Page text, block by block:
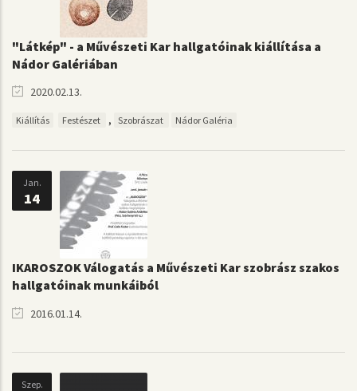
"Látkép" - a Művészeti Kar hallgatóinak kiállítása a
Nádor Galériában
2020.02.13.
Kiállítás Festészet , Szobrászat Nádor Galéria
Jan.
14
IKAROSZOK Válogatás a Művészeti Kar szobrász szakos
hallgatóinak munkáiból
2016.01.14.
Szep.